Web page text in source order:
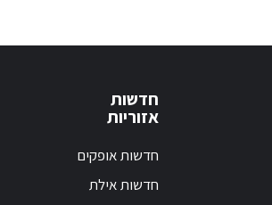
חדשות
אזוריות
חדשות אופקים
חדשות אילת